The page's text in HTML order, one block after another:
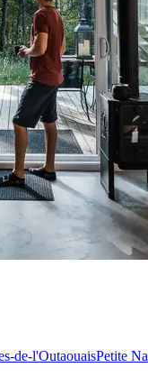
de-l'OutaouaisPetite